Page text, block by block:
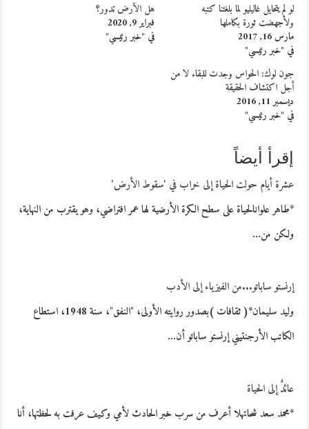
لو لم يتحايل غاليليو لما بلغتنا كتبه
ولأجهضت ثورة بكاملها
مارس 16, 2017
في "خبر رئيسي"
هل الأرض تدور؟
فبراير 9, 2020
في "خبر رئيسي"
جون لوك: الحواس وجدت للبقاء لا من
أجل اكتشاف الحقيقة
ديسمبر 11, 2016
في "خبر رئيسي"
إقرأ أيضاً
عشرة أيام حولت الحياة إلى خراب في 'سقوط الأرض'
*طاهر علوانالحياة على سطح الكرة الأرضية لها عمر افتراضي، وهو يقترب من النهاية،
ولكن من…
إرنستو ساباتو...من الفيزياء إلى الأدب
وليد سليمان*( ثقافات )بصدور روايته الأولى، "النفق"، سنة 1948، استطاع
الكاتب الأرجنتيني إرنستو ساباتو أن…
عائدٌ إلى الحياة
*محمد سعد شحاتهلا أعرف من سرب خبر الحادث لأمي وكيف عرفت به لحظتها، أنا